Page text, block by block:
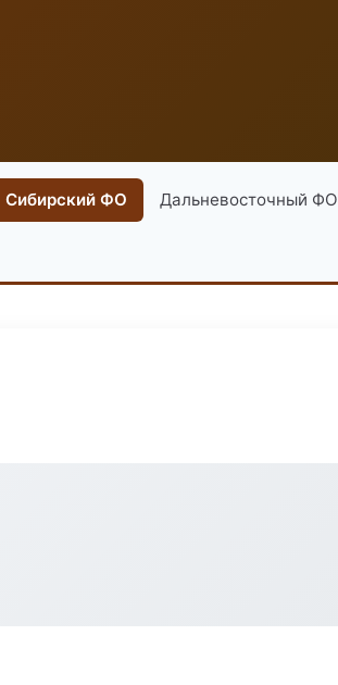
Сибирский ФО Дальневосточный ФО